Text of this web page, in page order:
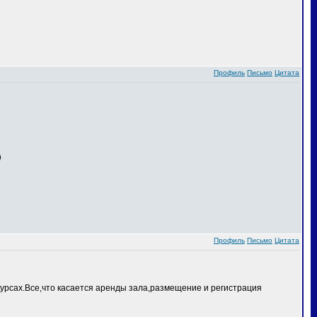
Профиль Письмо Цитата
Профиль Письмо Цитата
касается аренды зала,размещение и регистрация